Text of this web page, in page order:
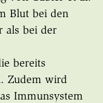
Blut bei den
als bei der
bereits
Zudem wird
Immunsystem